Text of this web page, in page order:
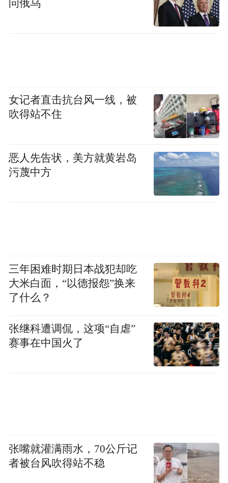
问俄乌
女记者直击抗台风一线，被
吹得站不住
恶人先告状，美方就黄岩岛
污蔑中方
三年困难时期日本战犯却吃
大米白面，“以德报怨”换来
了什么？
张继科遭调侃，这项“自虐”
赛事在中国火了
张嘴就灌满雨水，70公斤记
者被台风吹得站不稳